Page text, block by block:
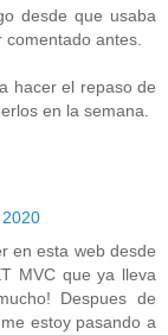
desde que usaba
comentado antes.
hacer el repaso de
en la semana.
en esta web desde
MVC que ya lleva
Despues de
estoy pasando a